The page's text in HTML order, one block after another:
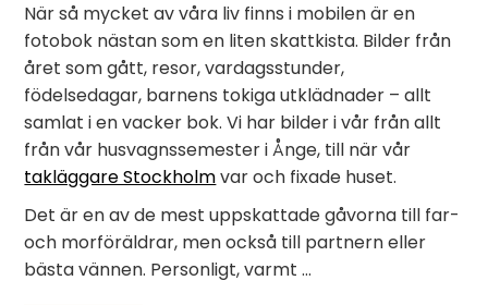
När så mycket av våra liv finns i mobilen är en
fotobok nästan som en liten skattkista. Bilder från
året som gått, resor, vardagsstunder,
födelsedagar, barnens tokiga utklädnader – allt
samlat i en vacker bok. Vi har bilder i vår från allt
från vår husvagnssemester i Ånge, till när vår
takläggare Stockholmvar och fixade huset.
Det är en av de mest uppskattade gåvorna till far-
och morföräldrar, men också till partnern eller
bästa vännen. Personligt, varmt …